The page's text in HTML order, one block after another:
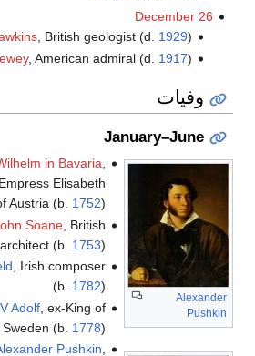
December 26
, British geologist (d. 1929)
, American admiral (d. 1917)
وفيات
January–June
Alexander
Pushkin
in Bavaria,
Elisabeth
Austria (b. 1752)
Soane , British
architect (b. 1753)
, Irish composer
(b. 1782)
Adolf , ex-King of
Sweden (b. 1778)
Pushkin